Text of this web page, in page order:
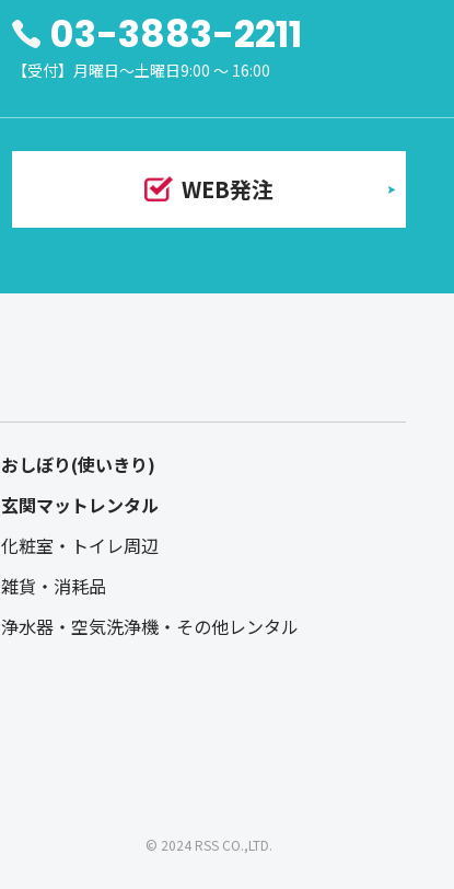
03-3883-2211
【受付】月曜日～土曜日9:00 ～ 16:00
WEB発注
おしぼり(使いきり)
玄関マットレンタル
化粧室・トイレ周辺
雑貨・消耗品
浄水器・空気洗浄機・その他レンタル
© 2024 RSS CO.,LTD.